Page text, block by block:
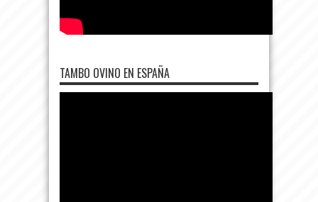
TAMBO OVINO EN ESPAÑA